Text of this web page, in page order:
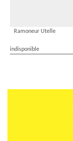
Ramoneur Utelle
indisponible